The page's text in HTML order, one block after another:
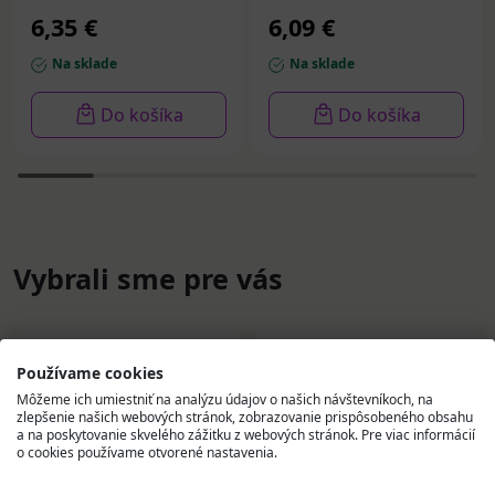
6,35 €
Na sklade
Do košíka
6,09 €
Na sklade
Do košíka
Vybrali sme pre vás
Používame cookies
Môžeme ich umiestniť na analýzu údajov o našich návštevníkoch, na
zlepšenie našich webových stránok, zobrazovanie prispôsobeného obsahu
a na poskytovanie skvelého zážitku z webových stránok. Pre viac informácií
o cookies používame otvorené nastavenia.